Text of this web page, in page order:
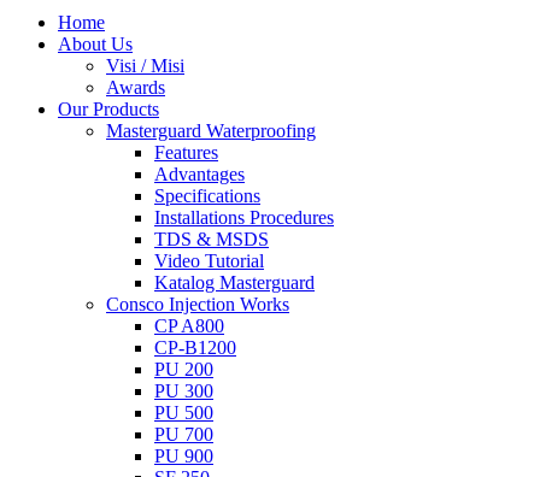
Home
About Us
Visi / Misi
Awards
Our Products
Masterguard Waterproofing
Features
Advantages
Specifications
Installations Procedures
TDS & MSDS
Video Tutorial
Katalog Masterguard
Consco Injection Works
CP A800
CP-B1200
PU 200
PU 300
PU 500
PU 700
PU 900